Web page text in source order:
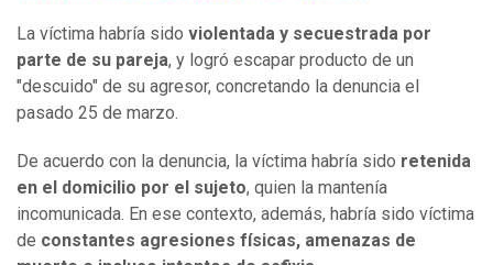
La víctima habría sido violentada y secuestrada por
parte de su pareja, y logró escapar producto de un
"descuido" de su agresor, concretando la denuncia el
pasado 25 de marzo.
De acuerdo con la denuncia, la víctima habría sido retenida
en el domicilio por el sujeto, quien la mantenía
incomunicada. En ese contexto, además, habría sido víctima
de constantes agresiones físicas, amenazas de